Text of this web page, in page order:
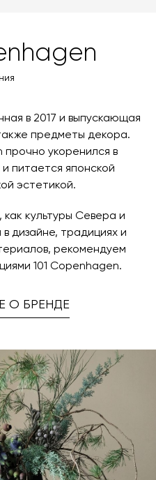
включает в себя
и предметы
не просто
плавными
формами и
атмосферу уюта
в 2017 и выпускающая
предметы декора.
прочно укоренился в
питается японской
эстетикой.
как культуры Севера и
дизайне, традициях и
рекомендуем
101 Copenhagen.
О БРЕНДЕ